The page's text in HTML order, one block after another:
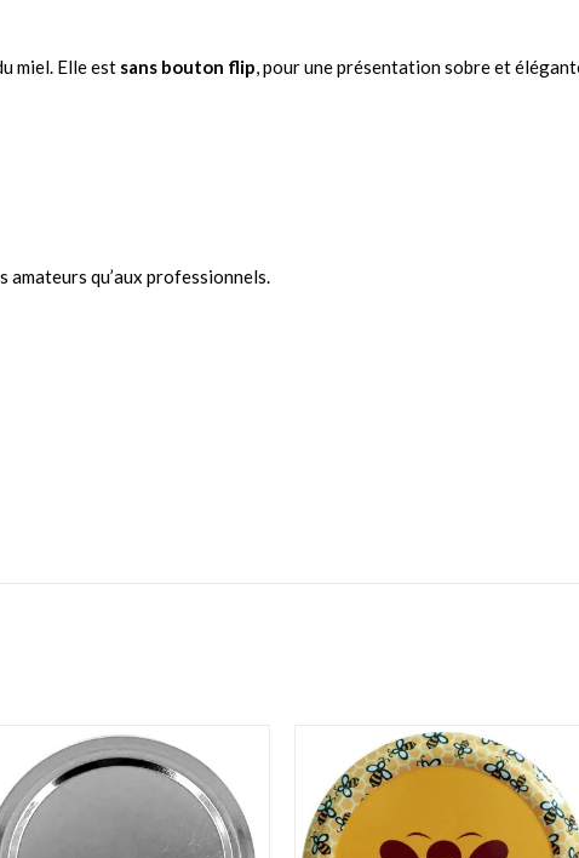
miel. Elle est sans bouton flip, pour une présentation sobre et
amateurs qu’aux professionnels.